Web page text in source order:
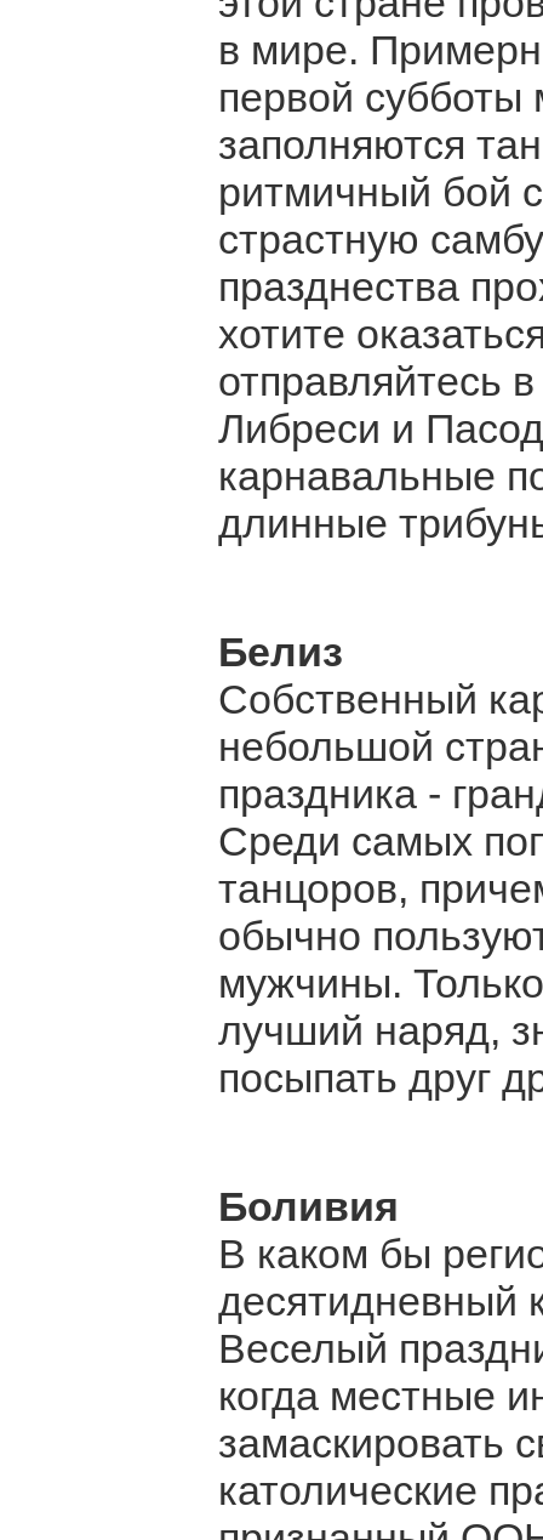
в мире.
первой
заполняются
ритмичный бой
страстную
празднества
хотите
отправляйтесь
Либреси и
карнавальные
длинные
Белиз
Собственный
небольшой
праздника -
Среди самых
танцоров,
обычно
мужчины.
лучший наряд,
посыпать друг
Боливия
В каком бы
десятидневный
Веселый
когда местные
замаскировать
католические